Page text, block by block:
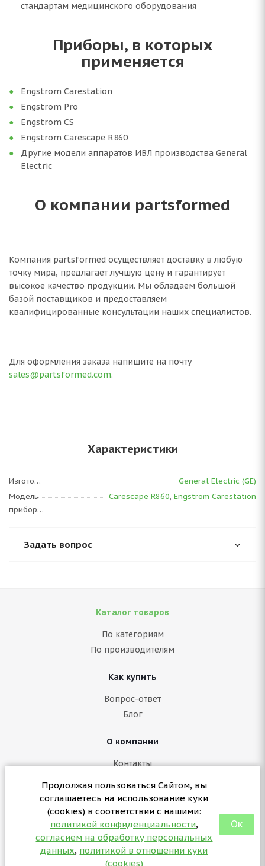
Продолжая пользоваться Сайтом, вы
соглашаетесь на использование куки
(cookies) в соответствии с нашими:
политикой конфиденциальности,
согласием на обработку персональных
данных, политикой в отношении куки
(cookies)
Ок
стандартам медицинского оборудования
Приборы, в которых
применяется
Engstrom Carestation
Engstrom Pro
Engstrom CS
Engstrom Carescape R860
Другие модели аппаратов ИВЛ производства General
Electric
О компании partsformed
Компания partsformed осуществляет доставку в любую
точку мира, предлагает лучшую цену и гарантирует
высокое качество продукции. Мы обладаем большой
базой поставщиков и предоставляем
квалифицированные консультации наших специалистов.
Для оформления заказа напишите на почту
sales@partsformed.com.
Характеристики
Изготовитель
General Electric (GE)
Модель
прибора
Carescape R860, Engström Carestation
Задать вопрос
2026 © partsformed.com - запчасти для медицинского
Каталог товаров
По категориям
По производителям
Как купить
Вопрос-ответ
Блог
О компании
Контакты
Согласие на обработку персональных данных
Политика в отношении куки (cookies)
+7 (3412) 57-07-29
sales@partsformed.com